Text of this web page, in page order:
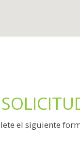
el siguiente